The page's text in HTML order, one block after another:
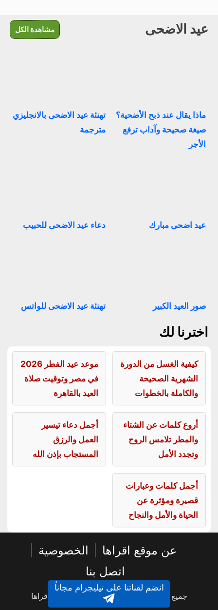
عيد الاضحى مشاهدة الكل
ماذا يقال عند ذبح الأضحية؟
صيغة صحيحة وآداب ترفع
الأجر
تهنئة عيد الاضحى بالانجليزي
مترجمة
عيد اضحى مبارك دعاء عيد الاضحى للحبيب
صور العيد الكبير تهنئة عيد الاضحى للواتس
اخترنا لك
كيفية الغسل من الدورة
الشهرية الصحيحة
والكاملة بالخطوات
موعد عيد الفطر 2026
في مصر وتوقيت صلاة
العيد بالقاهرة
أروع كلمات عن الشتاء
والمطر تلامس الروح
وتجدد الأمل
أجمل دعاء تيسير
العمل والرزق
المستجاب بإذن الله
أجمل كلمات وعبارات
قصيرة ومؤثرة عن
الحياة والأمل والنجاح
عن موقع اقراها الخصوصية
اتصل بنا
جميع الحقوق محفوظة © 2016 - 2026 - اقراها
انضم لقناتنا على تيليجرام مجاناً